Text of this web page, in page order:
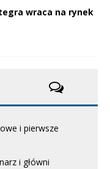
wraca na rynek
i pierwsze
i główni